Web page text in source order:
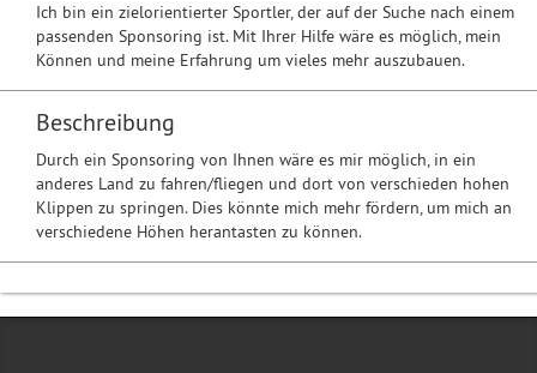
Ich bin ein zielorientierter Sportler, der auf der Suche nach einem
passenden Sponsoring ist. Mit Ihrer Hilfe wäre es möglich, mein
Können und meine Erfahrung um vieles mehr auszubauen.
Beschreibung
Durch ein Sponsoring von Ihnen wäre es mir möglich, in ein
anderes Land zu fahren/fliegen und dort von verschieden hohen
Klippen zu springen. Dies könnte mich mehr fördern, um mich an
verschiedene Höhen herantasten zu können.